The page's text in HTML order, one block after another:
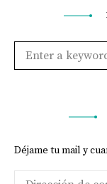
Déjame tu mail y